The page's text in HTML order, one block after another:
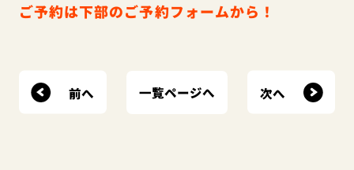
ご予約は下部のご予約フォームから！
前へ 一覧ページへ 次へ